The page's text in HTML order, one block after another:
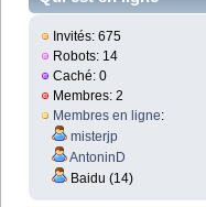
Invités: 675
Robots: 14
Caché: 0
Membres: 2
Membres en ligne:
misterjp
AntoninD
Baidu (14)